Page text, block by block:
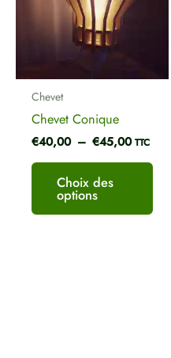
Chevet
Chevet Conique
€40,00 – €45,00
€45,00
TTC
Choix des
options
page